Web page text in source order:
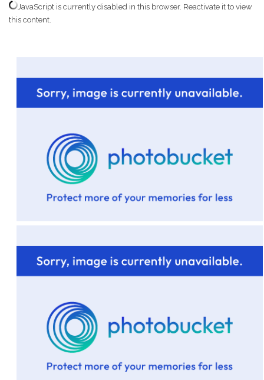
JavaScript is currently disabled in this browser. Reactivate it to view
this content.